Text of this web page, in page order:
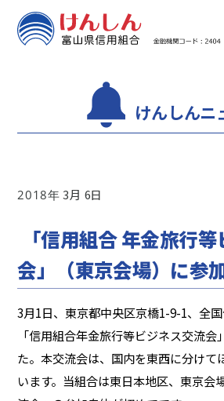
けんしんニ
2018 3 6
「信用組合 年金旅行
会」（東京会場）に参
3月1日、東京都中央区京橋1-9-1、全国
「信用組合年金旅行等ビジネス交流会
た。本交流会は、国内を東西に分けて
います。当組合は東日本地区、東京会